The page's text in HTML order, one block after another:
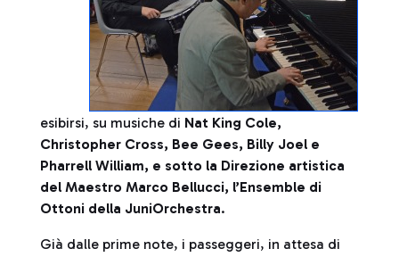
esibirsi, su musiche di Nat King Cole,
Christopher Cross, Bee Gees, Billy Joel e
Pharrell William, e sotto la Direzione artistica
del Maestro Marco Bellucci, l’Ensemble di
Ottoni della JuniOrchestra.
Già dalle prime note, i passeggeri, in attesa di